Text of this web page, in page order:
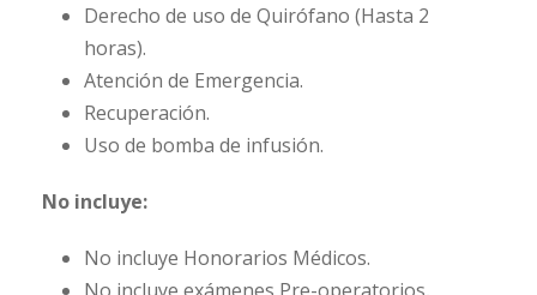
Derecho de uso de Quirófano (Hasta 2
horas).
Atención de Emergencia.
Recuperación.
Uso de bomba de infusión.
No incluye:
No incluye Honorarios Médicos.